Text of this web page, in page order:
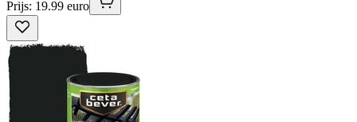
Prijs: 19.99 euro